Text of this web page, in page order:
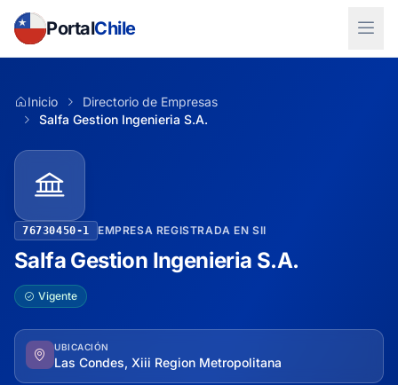
PortalChile
Inicio
Directorio de Empresas
Salfa Gestion Ingenieria S.A.
76730450-1 EMPRESA REGISTRADA EN SII
Salfa Gestion Ingenieria S.A.
Vigente
UBICACIÓN
Las Condes, Xiii Region Metropolitana